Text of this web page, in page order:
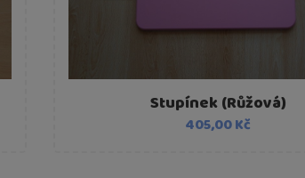
Stupínek (Růžová)
405,00 Kč